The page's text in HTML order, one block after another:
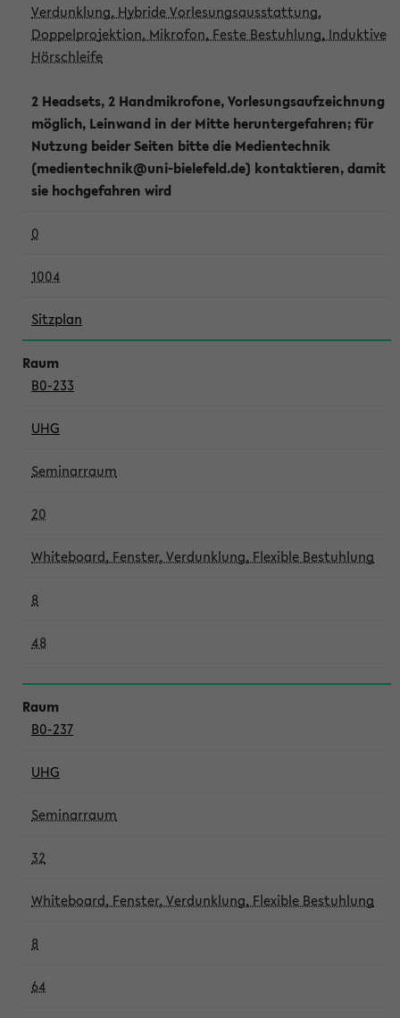
Verdunklung, Hybride Vorlesungsausstattung,
Doppelprojektion, Mikrofon, Feste Bestuhlung, Induktive
Hörschleife
2 Headsets, 2 Handmikrofone, Vorlesungsaufzeichnung
möglich, Leinwand in der Mitte heruntergefahren; für
Nutzung beider Seiten bitte die Medientechnik
(medientechnik@uni-bielefeld.de) kontaktieren, damit
sie hochgefahren wird
0
1004
Sitzplan
B0-233
UHG
Seminarraum
20
Whiteboard, Fenster, Verdunklung, Flexible Bestuhlung
8
48
B0-237
UHG
Seminarraum
32
Whiteboard, Fenster, Verdunklung, Flexible Bestuhlung
8
64